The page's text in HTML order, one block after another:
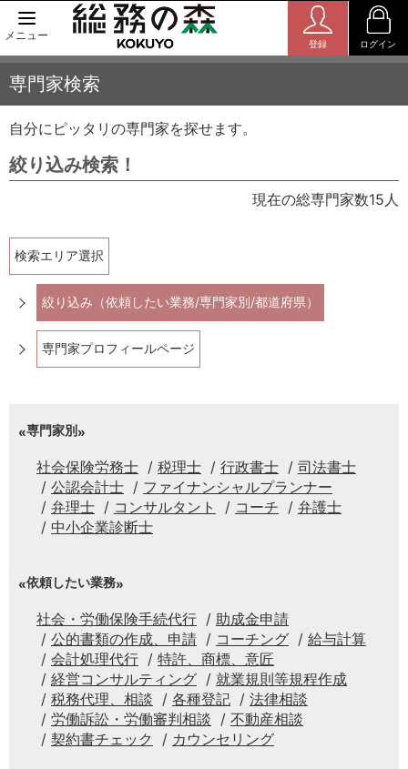
メニュー
登録 ログイン
専門家検索
自分にピッタリの専門家を探せます。
絞り込み検索！
現在の総専門家数15人
検索エリア選択
絞り込み（依頼したい業務/専門家別/都道府県）
専門家プロフィールページ
専門家別
社会保険労務士 税理士 行政書士
司法書士
公認会計士
ファイナンシャルプランナー
弁理士
コンサルタント コーチ
弁護士
中小企業診断士
依頼したい業務
社会・労働保険手続代行
助成金申請
公的書類の作成、申請
コーチング
給与計算
会計処理代行
特許、商標、意匠
経営コンサルティング
就業規則等規程作成
税務代理、相談
各種登記
法律相談
労働訴訟・労働審判相談
不動産相談
契約書チェック
カウンセリング